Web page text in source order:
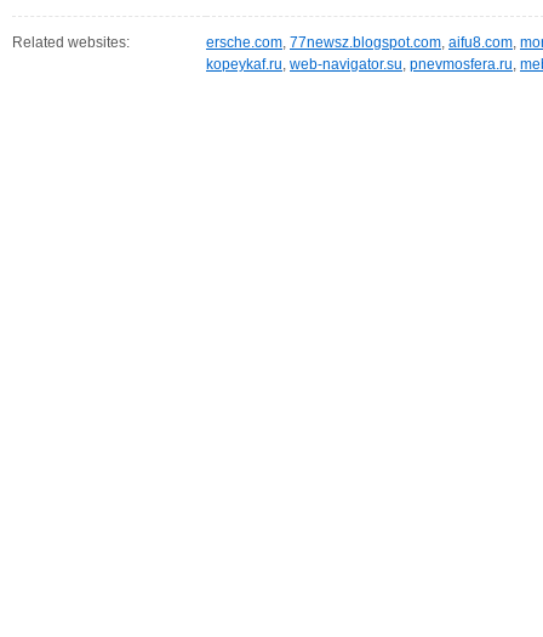
Related websites: ersche.com, 77newsz.blogspot.com, aifu8.com,
kopeykaf.ru, web-navigator.su, pnevmosfera.ru,